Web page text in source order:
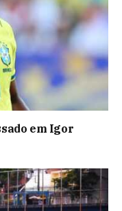
em Igor